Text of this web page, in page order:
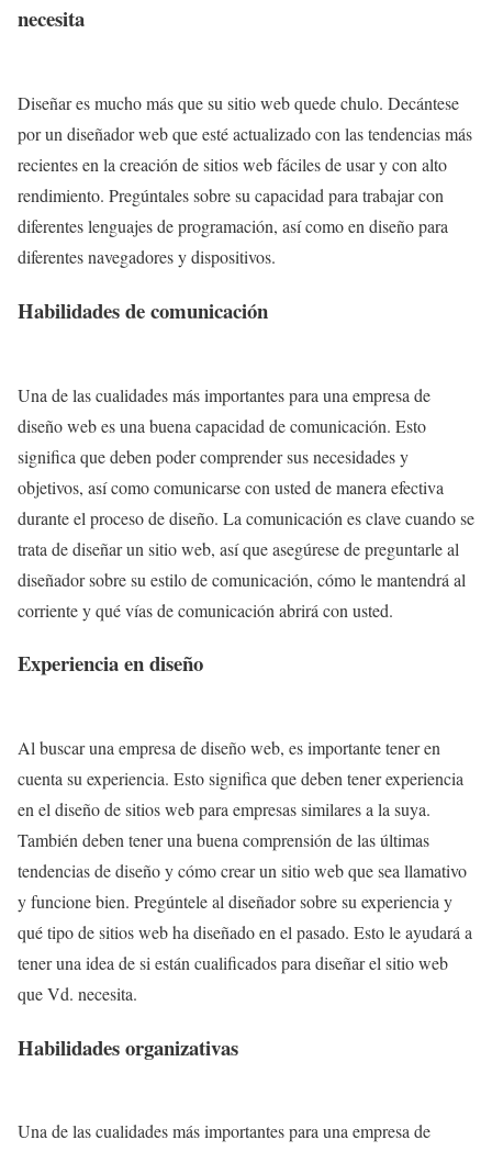
necesita
Diseñar es mucho más que su sitio web quede chulo. Decántese
por un diseñador web que esté actualizado con las tendencias más
recientes en la creación de sitios web fáciles de usar y con alto
rendimiento. Pregúntales sobre su capacidad para trabajar con
diferentes lenguajes de programación, así como en diseño para
diferentes navegadores y dispositivos.
Habilidades de comunicación
Una de las cualidades más importantes para una empresa de
diseño web es una buena capacidad de comunicación. Esto
significa que deben poder comprender sus necesidades y
objetivos, así como comunicarse con usted de manera efectiva
durante el proceso de diseño. La comunicación es clave cuando se
trata de diseñar un sitio web, así que asegúrese de preguntarle al
diseñador sobre su estilo de comunicación, cómo le mantendrá al
corriente y qué vías de comunicación abrirá con usted.
Experiencia en diseño
Al buscar una empresa de diseño web, es importante tener en
cuenta su experiencia. Esto significa que deben tener experiencia
en el diseño de sitios web para empresas similares a la suya.
También deben tener una buena comprensión de las últimas
tendencias de diseño y cómo crear un sitio web que sea llamativo
y funcione bien. Pregúntele al diseñador sobre su experiencia y
qué tipo de sitios web ha diseñado en el pasado. Esto le ayudará a
tener una idea de si están cualificados para diseñar el sitio web
que Vd. necesita.
Habilidades organizativas
Una de las cualidades más importantes para una empresa de